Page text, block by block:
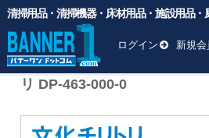
清掃用品・清掃機器・床材用品・施設用品・
ログイン 新規
バナーワンドットコム>商品 >清掃用品
TERAMOTO（テラモト） チリトリ 文
TERAMOTO（テラモト） チ
リ DP-463-000-0